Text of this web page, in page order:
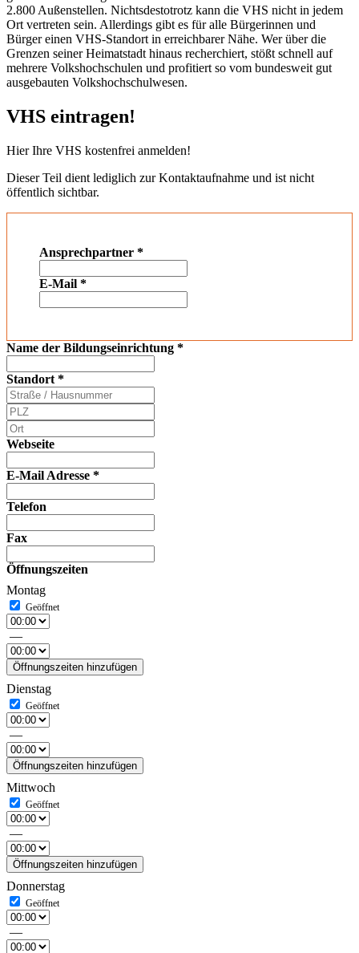
2.800 Außenstellen. Nichtsdestotrotz kann die VHS nicht in jedem
Ort vertreten sein. Allerdings gibt es für alle Bürgerinnen und
Bürger einen VHS-Standort in erreichbarer Nähe. Wer über die
Grenzen seiner Heimatstadt hinaus recherchiert, stößt schnell auf
mehrere Volkshochschulen und profitiert so vom bundesweit gut
ausgebauten Volkshochschulwesen.
VHS eintragen!
Hier Ihre VHS kostenfrei anmelden!
Dieser Teil dient lediglich zur Kontaktaufnahme und ist nicht
öffentlich sichtbar.
Ansprechpartner *
E-Mail *
Name der Bildungseinrichtung *
Standort *
Webseite
E-Mail Adresse *
Telefon
Fax
Öffnungszeiten
Montag
—
Öffnungszeiten hinzufügen
Dienstag
—
Öffnungszeiten hinzufügen
Mittwoch
—
Öffnungszeiten hinzufügen
Donnerstag
—